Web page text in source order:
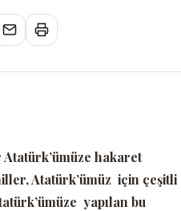
hakaret
Atatürk’ümüz için çeşitli
yapılan bu